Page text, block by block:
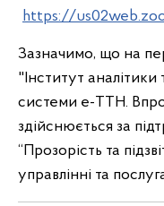
https://
Зазначимо, що на
"Інститут аналітики
системи е-TTН.
здійснюється за
“Прозорість та
управлінні та